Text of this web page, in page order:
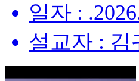
일자 :
설교자 : 김